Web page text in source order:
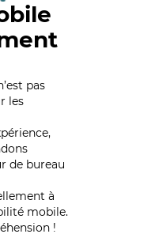
pas
les
de bureau
à
mobile.
!